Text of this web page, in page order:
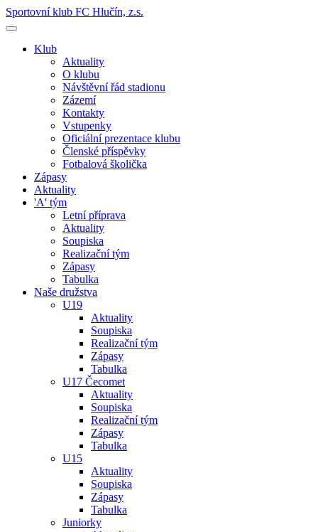
Sportovní klub FC Hlučín, z.s.
Klub
Aktuality
O klubu
Návštěvní řád stadionu
Zázemí
Kontakty
Vstupenky
Oficiální prezentace klubu
Členské příspěvky
Fotbalová školička
Zápasy
Aktuality
'A' tým
Letní příprava
Aktuality
Soupiska
Realizační tým
Zápasy
Tabulka
Naše družstva
U19
Aktuality
Soupiska
Realizační tým
Zápasy
Tabulka
U17 Čecomet
Aktuality
Soupiska
Realizační tým
Zápasy
Tabulka
U15
Aktuality
Soupiska
Zápasy
Tabulka
Juniorky